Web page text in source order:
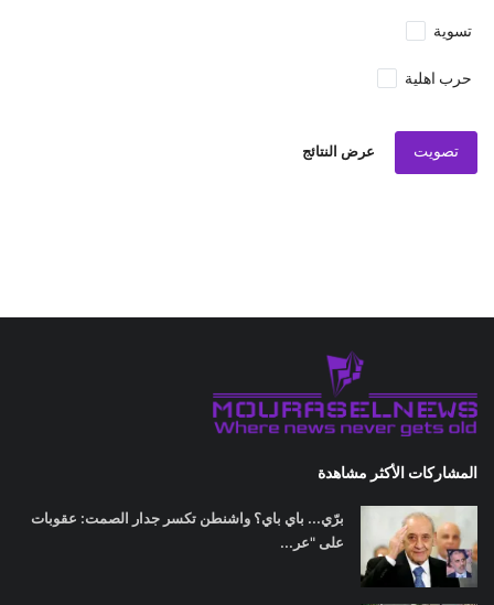
تسوية
حرب اهلية
تصويت عرض النتائج
المشاركات الأكثر مشاهدة
برّي... باي باي؟ واشنطن تكسر جدار الصمت: عقوبات
على "عر...